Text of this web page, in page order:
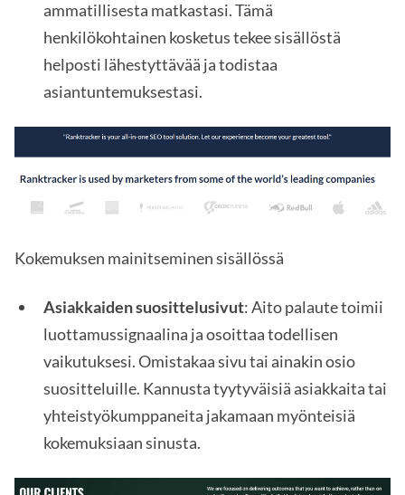
ammatillisesta matkastasi. Tämä
henkilökohtainen kosketus tekee sisällöstä
helposti lähestyttävää ja todistaa
asiantuntemuksestasi.
Kokemuksen mainitseminen sisällössä
Asiakkaiden suosittelusivut: Aito palaute toimii
luottamussignaalina ja osoittaa todellisen
vaikutuksesi. Omistakaa sivu tai ainakin osio
suositteluille. Kannusta tyytyväisiä asiakkaita tai
yhteistyökumppaneita jakamaan myönteisiä
kokemuksiaan sinusta.